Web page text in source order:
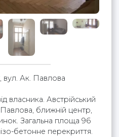
вул. Ак. Павлова
власника. Австрійський
Павлова, ближній центр,
Загальна площа 96
бетонне перекриття.